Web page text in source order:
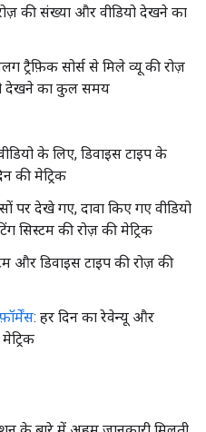
की संख्या और वीडियो देखने का
ट्रैफ़िक सोर्स से मिले व्यू की रोज़
देखने का कुल समय
के लिए, डिवाइस टाइप के
की मेट्रिक
पर देखे गए, दावा किए गए वीडियो
सिस्टम की रोज़ की मेट्रिक
और डिवाइस टाइप की रोज़ की
: हर दिन का रेवेन्यू और